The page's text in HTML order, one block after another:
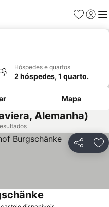
Favoritos
Iniciar
Hóspedes e quartos
2 hóspedes, 1 quarto.
Mapa
Alemanha)
Partilhar